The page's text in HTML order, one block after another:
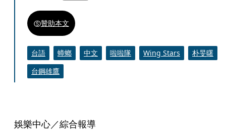
贊助本文
台語 蟑螂 中文 啦啦隊 Wing Stars
朴旻曙
台鋼雄鷹
娛樂中心／綜合報導